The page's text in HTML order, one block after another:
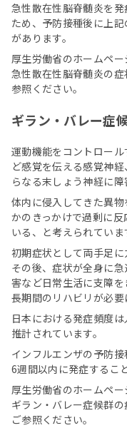
急性散在性脳脊髄炎を
ため、予防接種後に上
があります。
厚生労働省のホームペー
急性散在性脳脊髄炎の
参照ください。
ギラン・バレー症
運動機能をコントロー
ど感覚を伝える感覚神
らなる末しょう神経に障
体内に侵入してきた異
かのきっかけで過剰に
いる、と考えられていま
初期症状として両手足に
その後、症状が全身に
害など日常生活に支障
長期間のリハビリが必要
日本における発症頻度
推計されています。
インフルエンザの予防
6週間以内に発症するこ
厚生労働省のホームペー
ギラン・バレー症候群
ご参照ください。